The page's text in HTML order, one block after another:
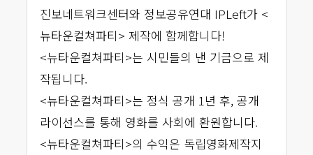
진보네트워크센터와 정보공유연대 IPLeft가 <
뉴타운컬쳐파티> 제작에 함께합니다!
<뉴타운컬쳐파티>는 시민들의 낸 기금으로 제
작됩니다.
<뉴타운컬쳐파티>는 정식 공개 1년 후, 공개
라이선스를 통해 영화를 사회에 환원합니다.
<뉴타운컬쳐파티>의 수익은 독립영화제작지